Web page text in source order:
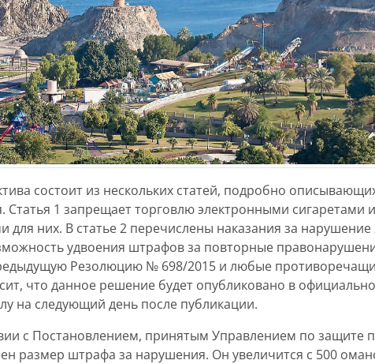
состоит из нескольких статей, подробно
Статья 1 запрещает торговлю электронными сигаретами
для них. В статье 2 перечислены наказания за
удвоения штрафов за повторные
Резолюцию № 698/2015 и любые
что данное решение будет опубликовано в
на следующий день после публикации.
с Постановлением, принятым Управлением по защите
размер штрафа за нарушения. Он увеличится с 500